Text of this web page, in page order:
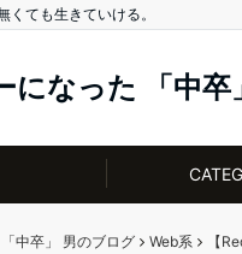
ても生きていける。
になった 「中卒
中卒」 男のブログ Web系 【